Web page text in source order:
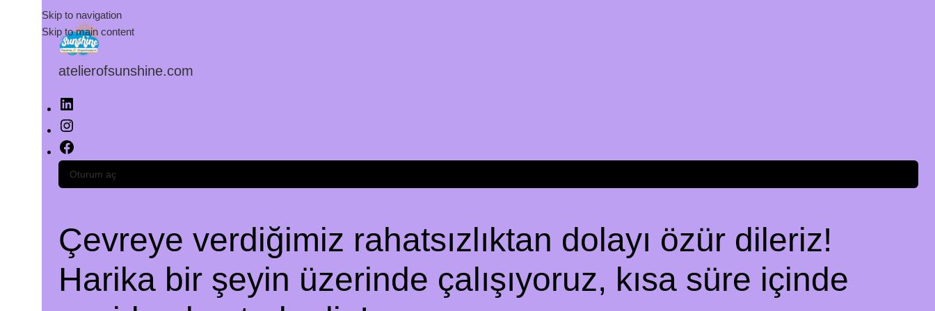
Skip to navigation
Skip to main content
atelierofsunshine.com
Oturum aç
Çevreye verdiğimiz rahatsızlıktan dolayı özür dileriz!
Harika bir şeyin üzerinde çalışıyoruz, kısa süre içinde